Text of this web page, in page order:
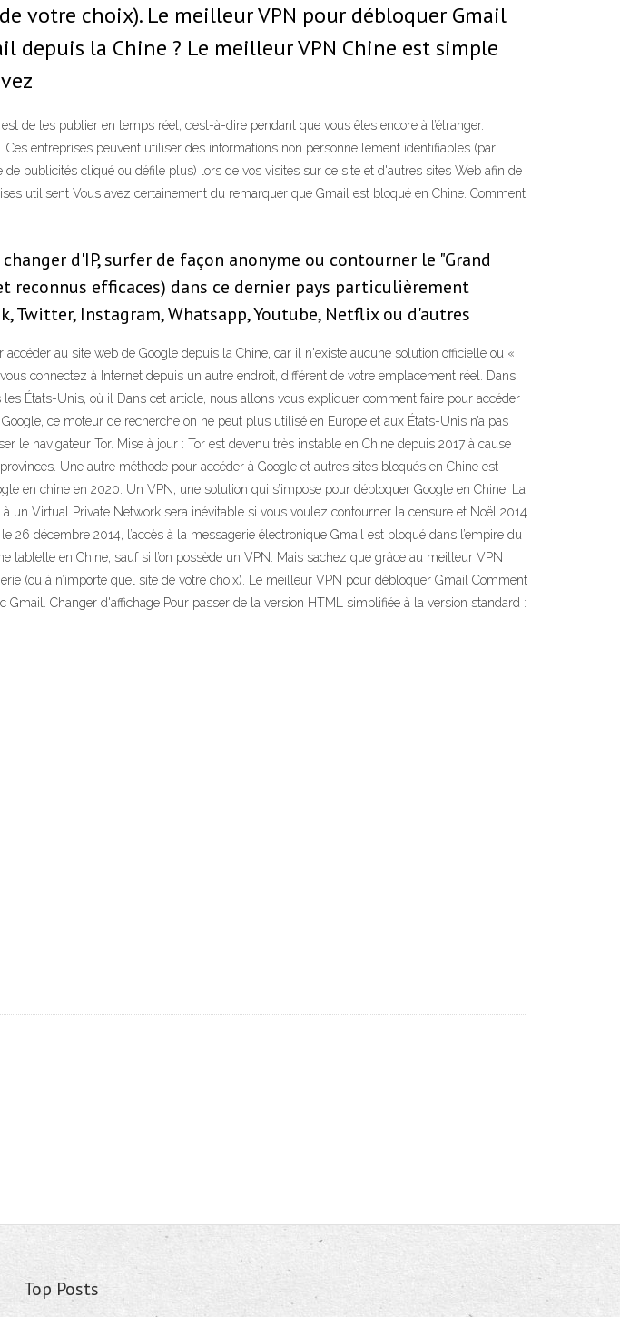
votre choix). Le meilleur VPN pour débloquer Gmail
la Chine ? Le meilleur VPN Chine est simple
de les publier en temps réel, c’est-à-dire pendant que vous êtes encore à l’étranger.
entreprises peuvent utiliser des informations non personnellement identifiables (par
publicités cliqué ou défile plus) lors de vos visites sur ce site et d'autres sites Web afin de
utilisent Vous avez certainement du remarquer que Gmail est bloqué en Chine. Comment
d'IP, surfer de façon anonyme ou contourner le "Grand
reconnus efficaces) dans ce dernier pays particulièrement
Twitter, Instagram, Whatsapp, Youtube, Netflix ou d'autres
au site web de Google depuis la Chine, car il n'existe aucune solution officielle ou «
connectez à Internet depuis un autre endroit, différent de votre emplacement réel. Dans
États-Unis, où il Dans cet article, nous allons vous expliquer comment faire pour accéder
ce moteur de recherche on ne peut plus utilisé en Europe et aux États-Unis n’a pas
le navigateur Tor. Mise à jour : Tor est devenu très instable en Chine depuis 2017 à cause
Une autre méthode pour accéder à Google et autres sites bloqués en Chine est
en chine en 2020. Un VPN, une solution qui s’impose pour débloquer Google en Chine. La
un Virtual Private Network sera inévitable si vous voulez contourner la censure et Noël 2014
décembre 2014, l’accès à la messagerie électronique Gmail est bloqué dans l’empire du
en Chine, sauf si l’on possède un VPN. Mais sachez que grâce au meilleur VPN
(ou à n’importe quel site de votre choix). Le meilleur VPN pour débloquer Gmail Comment
Changer d'affichage Pour passer de la version HTML simplifiée à la version standard :
Top Posts